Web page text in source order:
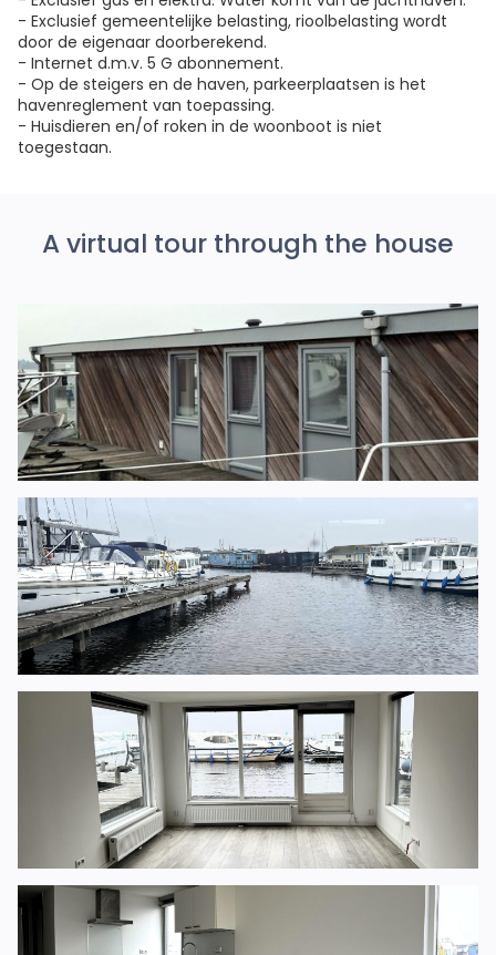
- Exclusief gemeentelijke belasting, rioolbelasting wordt
door de eigenaar doorberekend.
- Internet d.m.v. 5 G abonnement.
- Op de steigers en de haven, parkeerplaatsen is het
havenreglement van toepassing.
- Huisdieren en/of roken in de woonboot is niet
toegestaan.
A virtual tour through the house